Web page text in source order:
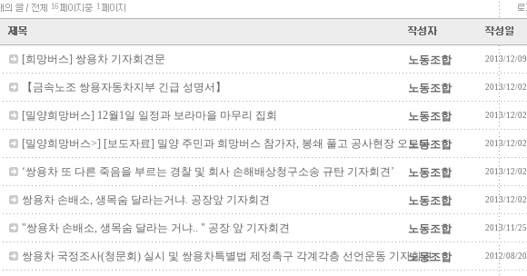
16 1
[희망버스] 쌍용차 기자회견문 노동조합 2013/12/09
【금속노조 쌍용자동차지부 긴급 성명서】 노동조합 2013/12/02
[밀양희망버스] 12월1일 일정과 보라마을 마무리 집회 노동조합 2013/12/02
[밀양희망버스>] [보도자료] 밀양 주민과 희망버스 참가자, 봉쇄 풀고 공사현장 오르다노동조합 2013/12/02
‘쌍용차 또 다른 죽음을 부르는 경찰 및 회사 손해배상청구소송 규탄 기자회견’ 노동조합 2013/12/02
쌍용차 손배소, 생목숨 달라는거냐. 공장앞 기자회견 노동조합 2013/12/02
"쌍용차 손배소, 생목숨 달라는 거냐.. " 공장 앞 기자회견 노동조합 2013/11/25
쌍용차 국정조사(청문회) 실시 및 쌍용차특별법 제정촉구 각계각층 선언운동 기자회견
노동조합 2012/08/20